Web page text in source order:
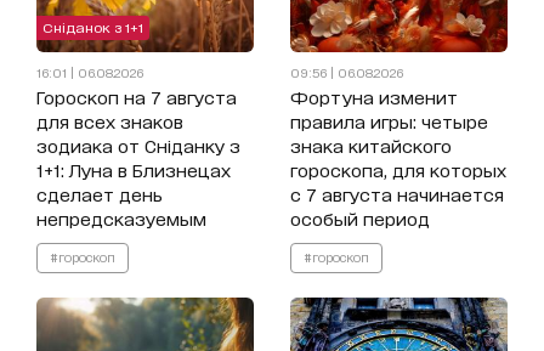
Сніданок з 1+1
16:01 | 06.08.2026
Гороскоп на 7 августа
для всех знаков
зодиака от Сніданку з
1+1: Луна в Близнецах
сделает день
непредсказуемым
#гороскоп
09:56 | 06.08.2026
Фортуна изменит
правила игры: четыре
знака китайского
гороскопа, для которых
с 7 августа начинается
особый период
#гороскоп